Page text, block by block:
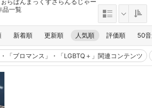
品一覧
新着順 更新順 人気順 評価順 50
・「ブロマンス」・「LGBTQ＋」関連コンテンツ